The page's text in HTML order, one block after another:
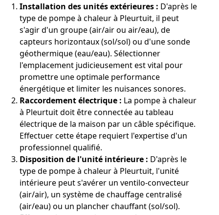
Installation des unités extérieures : D'après le
type de pompe à chaleur à Pleurtuit, il peut
s'agir d'un groupe (air/air ou air/eau), de
capteurs horizontaux (sol/sol) ou d'une sonde
géothermique (eau/eau). Sélectionner
l'emplacement judicieusement est vital pour
promettre une optimale performance
énergétique et limiter les nuisances sonores.
Raccordement électrique : La pompe à chaleur
à Pleurtuit doit être connectée au tableau
électrique de la maison par un câble spécifique.
Effectuer cette étape requiert l'expertise d'un
professionnel qualifié.
Disposition de l'unité intérieure : D'après le
type de pompe à chaleur à Pleurtuit, l'unité
intérieure peut s'avérer un ventilo-convecteur
(air/air), un système de chauffage centralisé
(air/eau) ou un plancher chauffant (sol/sol).